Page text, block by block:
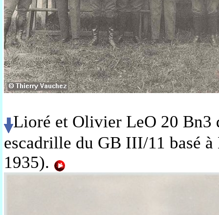
Lioré et Olivier LeO 20 Bn3
escadrille du GB III/11 basé
1935).